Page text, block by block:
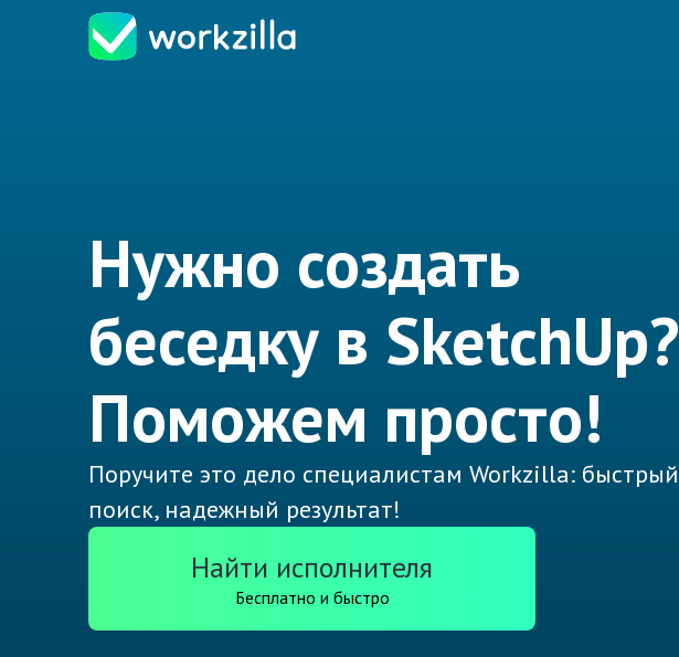
Нужно создать
беседку в SketchUp?
Поможем просто!
Поручите это дело специалистам Workzilla: быстрый
поиск, надежный результат!
Найти исполнителя
Бесплатно и быстро